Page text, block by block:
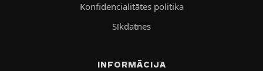
Konfidencialitātes politika
Sīkdatnes
INFORMĀCIJA